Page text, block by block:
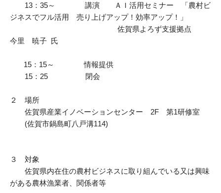
特許の活用
貸研修室
貸出図書・DVD
リンク集
プライバシーポリシー
13：35～ 講演 ＡＩ活用セミナー 「農村ビ
ジネスでフル活用 売り上げアップ！効率アップ！」
佐賀県よろず支援拠点
今里 暁子 氏
15：15～ 情報提供
15：25 閉会
２ 場所
佐賀県産業イノベーションセンター 2F 第1研修室
(佐賀市鍋島町八戸溝114)
３ 対象
佐賀県内在住の農村ビジネスに取り組んでいる又は興味
がある農林漁業者、関係者等